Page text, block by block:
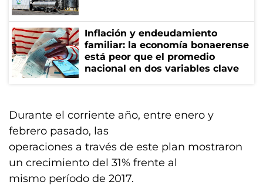
Inflación y endeudamiento
familiar: la economía bonaerense
está peor que el promedio
nacional en dos variables clave
Durante el corriente año, entre enero y
febrero pasado, las
operaciones a través de este plan mostraron
un crecimiento del 31% frente al
mismo período de 2017.